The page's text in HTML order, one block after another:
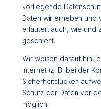
vorliegende
Daten wir erheben und
erläutert auch, wie und
geschieht.
Wir weisen darauf hin,
Internet (z. B. bei der
Sicherheitslücken
Schutz der Daten vor
möglich.